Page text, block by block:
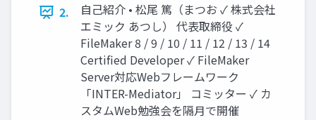
2.
自己紹介 • 松尾 篤（まつお ✓ 株式会社
エミック あつし） 代表取締役 ✓
FileMaker 8 / 9 / 10 / 11 / 12 / 13 / 14
Certiﬁed Developer ✓ FileMaker
Server対応Webフレームワーク
「INTER-Mediator」 コミッター ✓ カ
スタムWeb勉強会を隔月で開催